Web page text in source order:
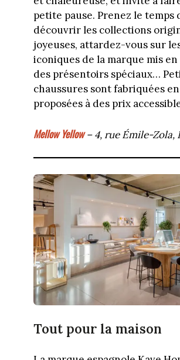
petite pause. Prenez le temps
découvrir les collections
joyeuses, attardez-vous sur
iconiques de la marque mis
des présentoirs spéciaux…
chaussures sont fabriquées
proposées à des prix
Mellow Yellow– 4, rue Émile-Zola,
Tout pour la maison